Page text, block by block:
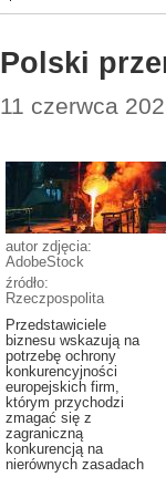
Polski
11 czerwca
autor zdjęcia:
AdobeStock
źródło:
Rzeczpospolita
Przedstawiciele
biznesu wskazują na
potrzebę ochrony
konkurencyjności
europejskich firm,
którym przychodzi
zmagać się z
zagraniczną
konkurencją na
nierównych zasadach